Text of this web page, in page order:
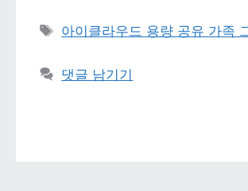
태그
아이클라우드 용량 공유 가족
댓글 남기기